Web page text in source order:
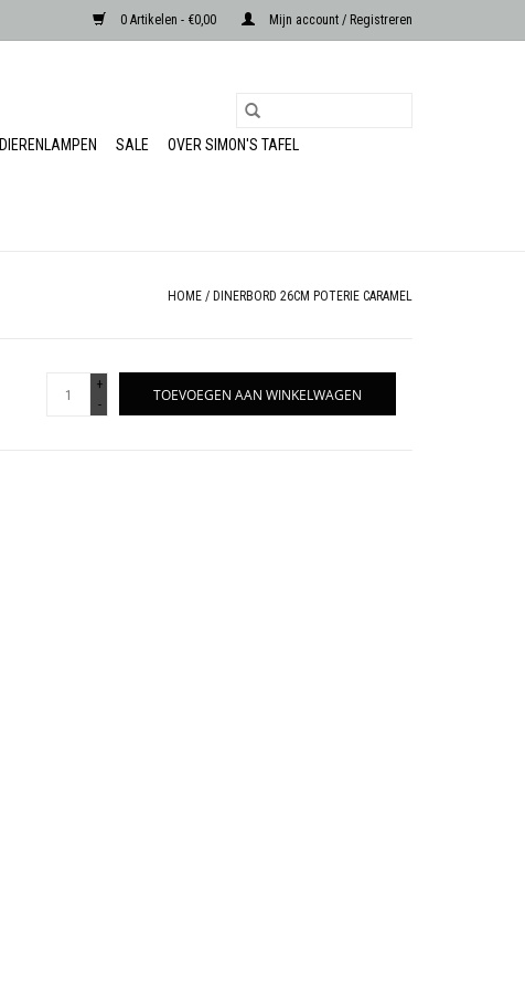
0 Artikelen - €0,00 Mijn account / Registreren
DIERENLAMPEN SALE
OVER SIMON'S TAFEL
HOME / DINERBORD 26CM POTERIE CARAMEL
+
-
TOEVOEGEN AAN WINKELWAGEN